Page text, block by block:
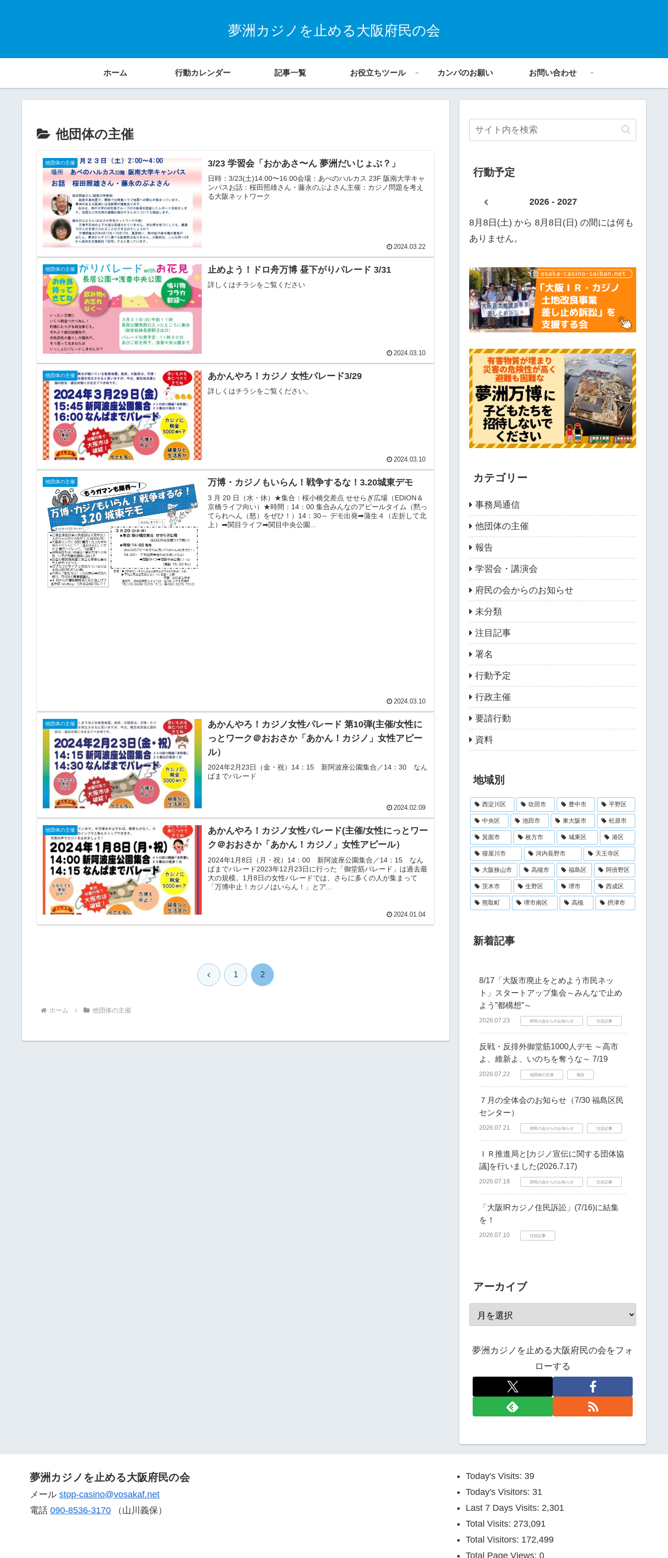
夢洲カジノを止める大阪府民の会
ホーム 行動カレンダー 記事一覧 お役立ちツール カンパのお願い お問い合わせ
他団体の主催
他団体の主催 3/23 学習会「おかあさ〜ん 夢洲だいじょぶ？」
日時：3/23(土)14:00〜16:00会場：あべのハルカス 23F 阪南大学キャ
ンパスお話：桜田照雄さん・藤永のぶよさん主催：カジノ問題を考え
る大阪ネットワーク
2024.03.22
他団体の主催 止めよう！ドロ舟万博 昼下がりパレード 3/31
詳しくはチラシをご覧ください
2024.03.10
他団体の主催 あかんやろ！カジノ 女性パレード3/29
詳しくはチラシをご覧ください。
2024.03.10
他団体の主催 万博・カジノもいらん！戦争するな！3.20城東デモ
3 月 20 日（水・休）★集合：桜小橋交差点 せせらぎ広場（EDION＆
京橋ライフ向い）★時間：14：00 集合みんなのアピールタイム（黙っ
てられへん（怒）をぜひ！）14：30～ デモ出発➡蒲生４（左折して北
上）➡関目ライフ➡関目中央公園...
2024.03.10
他団体の主催
あかんやろ！カジノ女性パレード 第10弾(主催/女性に
っとワーク＠おおさか「あかん！カジノ」女性アピー
ル）
2024年2月23日（金・祝）14：15 新阿波座公園集合／14：30 なん
ばまでパレード
2024.02.09
他団体の主催
あかんやろ！カジノ女性パレード(主催/女性にっとワー
ク＠おおさか「あかん！カジノ」女性アピール）
2024年1月8日（月・祝）14：00 新阿波座公園集合／14：15 なん
ばまでパレード2023年12月23日に行った「御堂筋パレード」は過去最
大の規模。1月8日の女性パレードでは、さらに多くの人が集まって
「万博中止！カジノはいらん！」とア...
2024.01.04
前 1 2
ホーム 他団体の主催
行動予定
2026 - 2027
8月8日(土) から 8月8日(日) の間には何も
ありません。
カテゴリー
事務局通信
他団体の主催
報告
学習会・講演会
府民の会からのお知らせ
未分類
注目記事
署名
行動予定
行政主催
要請行動
資料
地域別
西淀川区 吹田市 豊中市 平野区
中央区 池田市 東大阪市 松原市
箕面市 枚方市 城東区 港区
寝屋川市 河内長野市 天王寺区
大阪狭山市 高槻市 福島区 阿倍野区
茨木市 生野区 堺市 西成区
熊取町 堺市南区 高槻 摂津市
新着記事
8/17「大阪市廃止をとめよう市民ネッ
ト」スタートアップ集会～みんなで止め
よう”都構想”～
2026.07.23 府民の会からのお知らせ 注目記事
反戦・反排外御堂筋1000人デモ ～高市
よ、維新よ、いのちを奪うな～ 7/19
2026.07.22 他団体の主催 報告
７月の全体会のお知らせ（7/30 福島区民
センター）
2026.07.21 府民の会からのお知らせ 注目記事
ＩＲ推進局と[カジノ宣伝に関する団体協
議]を行いました(2026.7.17)
2026.07.18 府民の会からのお知らせ 注目記事
「大阪IRカジノ住民訴訟」(7/16)に結集
を！
2026.07.10 注目記事
アーカイブ
夢洲カジノを止める大阪府民の会をフォ
ローする
夢洲カジノを止める大阪府民の会
メール stop-casino@vosakaf.net
電話 090-8536-3170 （山川義保）
Today's Visits: 39
Today's Visitors: 31
Last 7 Days Visits: 2,301
Total Visits: 273,091
Total Visitors: 172,499
Total Page Views:0